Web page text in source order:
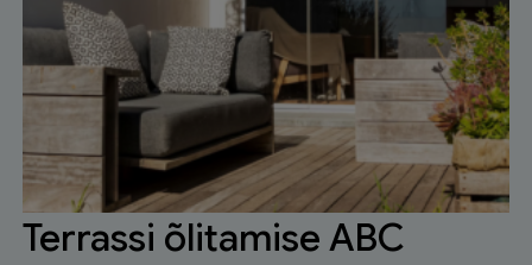
Terrassi õlitamise ABC